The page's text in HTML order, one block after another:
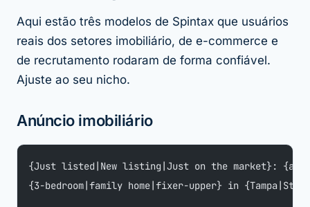
Aqui estão três modelos de Spintax que usuários
reais dos setores imobiliário, de e-commerce e
de recrutamento rodaram de forma confiável.
Ajuste ao seu nicho.
Anúncio imobiliário
{Just listed|New listing|Just on the market}: {a
{3-bedroom|family home|fixer-upper} in {Tampa|St.